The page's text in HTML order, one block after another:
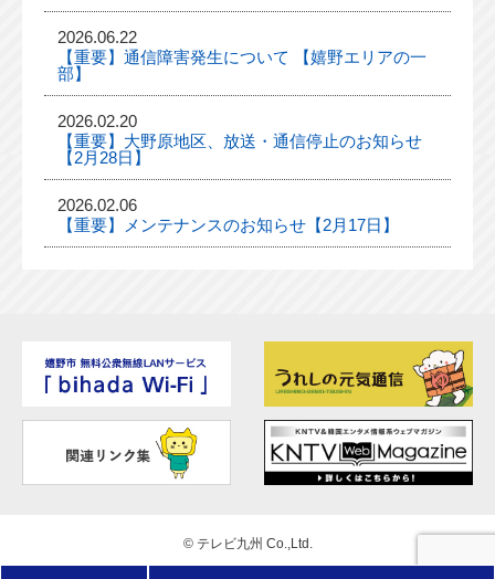
2026.06.22
【重要】通信障害発生について 【嬉野エリアの一
部】
2026.02.20
【重要】大野原地区、放送・通信停止のお知らせ
【2月28日】
2026.02.06
【重要】メンテナンスのお知らせ【2月17日】
©テレビ九州 Co.,Ltd.